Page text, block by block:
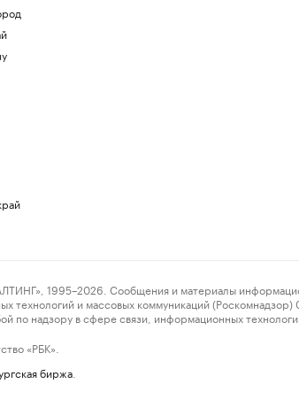
1995–2026. Сообщения и материалы
технологий и массовых коммуникаций
по надзору в сфере связи, информационных
«РБК».
биржа